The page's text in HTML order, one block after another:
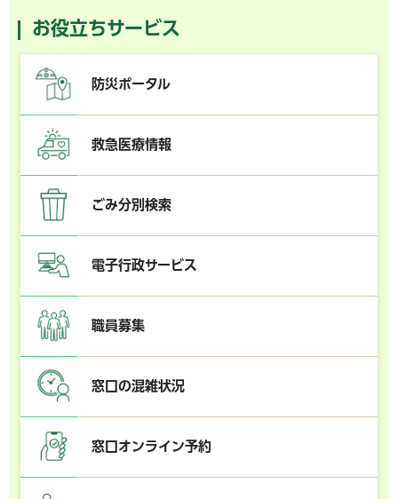
お役立ちサービス
防災ポータル
救急医療情報
ごみ分別検索
電子行政サービス
職員募集
窓口の混雑状況
窓口オンライン予約